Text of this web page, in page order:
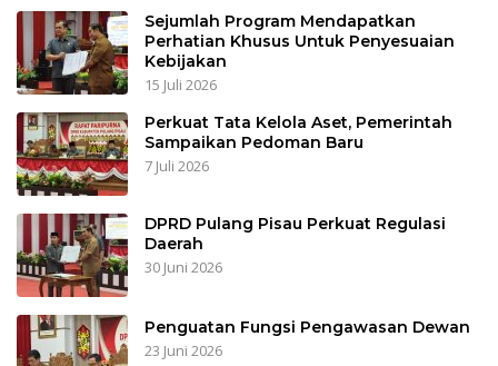
Sejumlah Program Mendapatkan
Perhatian Khusus Untuk Penyesuaian
Kebijakan
15 Juli 2026
Perkuat Tata Kelola Aset, Pemerintah
Sampaikan Pedoman Baru
7 Juli 2026
DPRD Pulang Pisau Perkuat Regulasi
Daerah
30 Juni 2026
Penguatan Fungsi Pengawasan Dewan
23 Juni 2026